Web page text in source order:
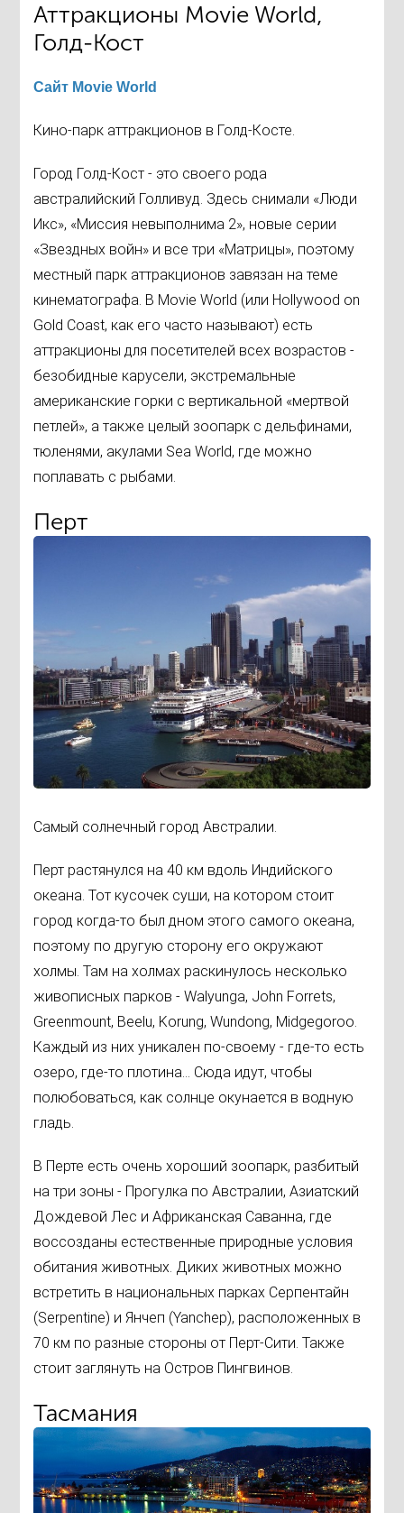
Аттракционы Movie World,
Голд-Кост
Сайт Movie World
Кино-парк аттракционов в Голд-Косте.
Город Голд-Кост - это своего рода
австралийский Голливуд. Здесь снимали «Люди
Икс», «Миссия невыполнима 2», новые серии
«Звездных войн» и все три «Матрицы», поэтому
местный парк аттракционов завязан на теме
кинематографа. В Movie World (или Hollywood on
Gold Coast, как его часто называют) есть
аттракционы для посетителей всех возрастов -
безобидные карусели, экстремальные
американские горки с вертикальной «мертвой
петлей», а также целый зоопарк с дельфинами,
тюленями, акулами Sea World, где можно
поплавать с рыбами.
Перт
Самый солнечный город Австралии.
Перт растянулся на 40 км вдоль Индийского
океана. Тот кусочек суши, на котором стоит
город когда-то был дном этого самого океана,
поэтому по другую сторону его окружают
холмы. Там на холмах раскинулось несколько
живописных парков - Walyunga, John Forrets,
Greenmount, Beelu, Korung, Wundong, Midgegoroo.
Каждый из них уникален по-своему - где-то есть
озеро, где-то плотина... Сюда идут, чтобы
полюбоваться, как солнце окунается в водную
гладь.
В Перте есть очень хороший зоопарк, разбитый
на три зоны - Прогулка по Австралии, Азиатский
Дождевой Лес и Африканская Саванна, где
воссозданы естественные природные условия
обитания животных. Диких животных можно
встретить в национальных парках Серпентайн
(Serpentine) и Янчеп (Yanchep), расположенных в
70 км по разные стороны от Перт-Сити. Также
стоит заглянуть на Остров Пингвинов.
Тасмания